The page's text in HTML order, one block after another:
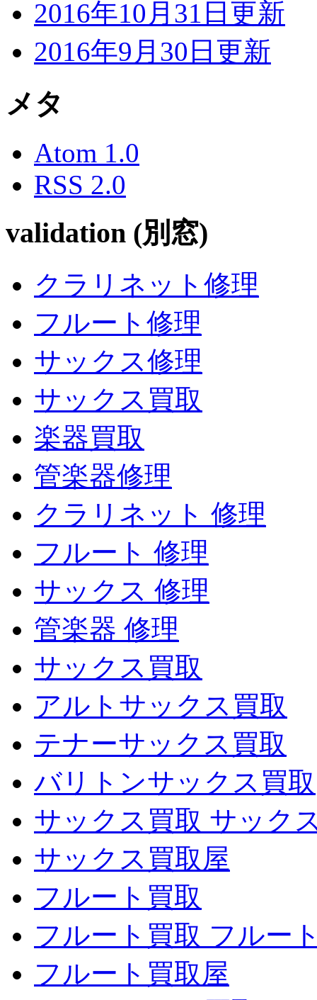
2016年10月31日更新
2016年9月30日更新
メタ
Atom 1.0
RSS 2.0
validation (別窓)
クラリネット修理
フルート修理
サックス修理
サックス買取
楽器買取
管楽器修理
クラリネット 修理
フルート 修理
サックス 修理
管楽器 修理
サックス買取
アルトサックス買取
テナーサックス買取
バリトンサックス買取
サックス買取 サック
サックス買取屋
フルート買取
フルート買取 フルー
フルート買取屋